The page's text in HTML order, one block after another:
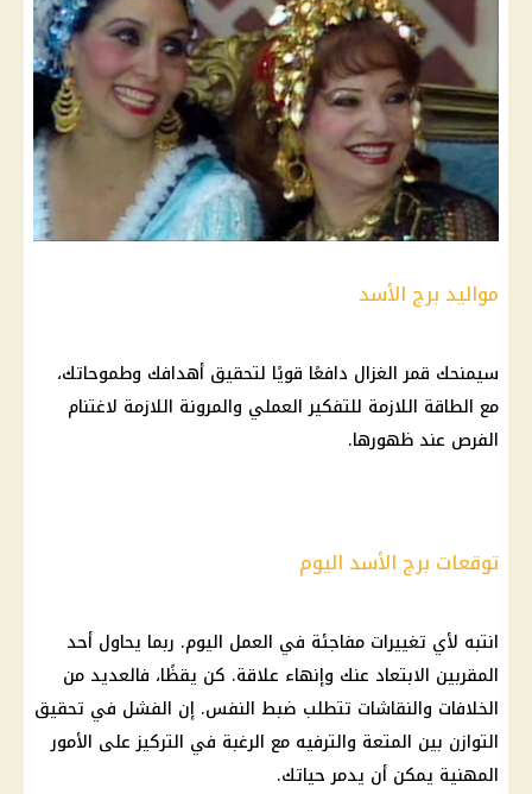
مواليد برج الأسد
سيمنحك قمر الغزال دافعًا قويًا لتحقيق أهدافك وطموحاتك،
مع الطاقة اللازمة للتفكير العملي والمرونة اللازمة لاغتنام
الفرص عند ظهورها.
توقعات برج الأسد اليوم
انتبه لأي تغييرات مفاجئة في العمل اليوم. ربما يحاول أحد
المقربين الابتعاد عنك وإنهاء علاقة. كن يقظًا، فالعديد من
الخلافات والنقاشات تتطلب ضبط النفس. إن الفشل في تحقيق
التوازن بين المتعة والترفيه مع الرغبة في التركيز على الأمور
المهنية يمكن أن يدمر حياتك.